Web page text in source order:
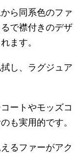
ら同系色のファ
で襟付きのデザ
ます。
し、ラグジュア
ートやモッズコ
も実用的です。
るファーがアク